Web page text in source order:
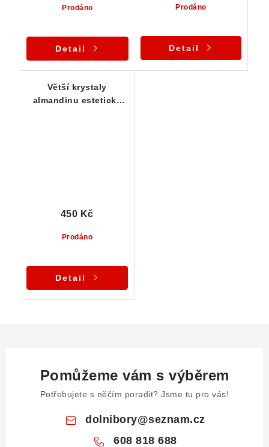
Prodáno
Detail
Prodáno
Detail
Větší krystaly
almandinu esteticky
Prodáno
450 Kč
Detail
Pomůžeme vám s výběrem
Potřebujete s něčím poradit? Jsme tu pro vás!
dolnibory@seznam.cz
608 818 688